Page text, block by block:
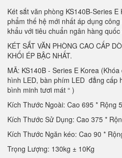
Két sắt văn phòng KS140B-Series
phẩm thế hệ mới nhất áp dụng
khẩu với tiêu chuẩn ngân hàng quốc
KÉT SẮT VĂN PHÒNG CAO CẤP
KHỐI ÉP BẬC NHẤT.
MÃ: KS140B - Series E Korea
hình LED, bàn phím LED đẳng cấp
bình minh tươi mát “ )
Kích Thước Ngoài: Cao 695 * Rộng
Kích Thước Sử Dụng: Cao 375 *
Kích Thước Ngăn kéo: Cao 90 *
Trọng Lượng: 130kg ± 10Kg